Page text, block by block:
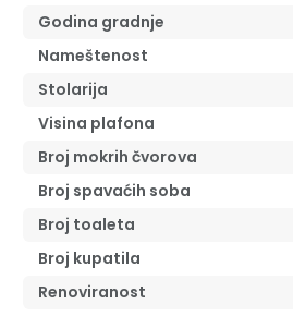
Godina gradnje
Nameštenost
Stolarija
Visina plafona
Broj mokrih čvorova
Broj spavaćih soba
Broj toaleta
Broj kupatila
Renoviranost